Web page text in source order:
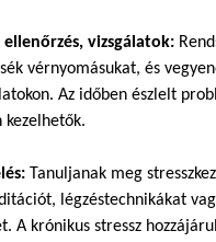
ellenőrzés, vizsgálatok:
vérnyomásukat, és
Az időben észlelt
kezelhetők.
Tanuljanak meg
légzéstechnikákat
A krónikus stressz